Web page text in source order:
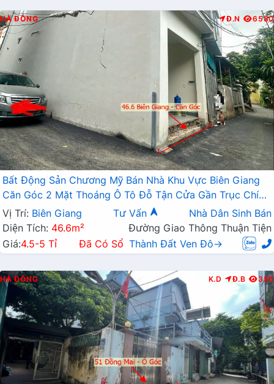
HÀ ĐÔNG Đ.N 6580
Bất Động Sản Chương Mỹ Bán Nhà Khu Vực Biên Giang
Căn Góc 2 Mặt Thoáng Ô Tô Đỗ Tận Cửa Gần Trục Chính
Kinh Doanh
Vị Trí: Biên Giang Tư Vấn
Nhà Dân Sinh Bán
Diện Tích: 46.6m²
Đường Giao Thông Thuận Tiện
Giá:4.5-5 Tỉ Đã Có Sổ Thành Đất Ven Đô→
HÀ ĐÔNG K.D Đ.B 356